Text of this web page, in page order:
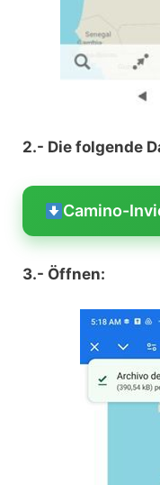
2.- Die folgende
Camino-
3.- Öffnen: